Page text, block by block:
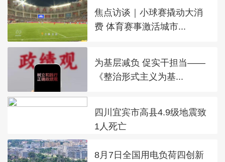
焦点访谈｜小球赛撬动大消
费 体育赛事激活城市...
为基层减负 促实干担当——
《整治形式主义为基...
四川宜宾市高县4.9级地震致
1人死亡
8月7日全国用电负荷四创新